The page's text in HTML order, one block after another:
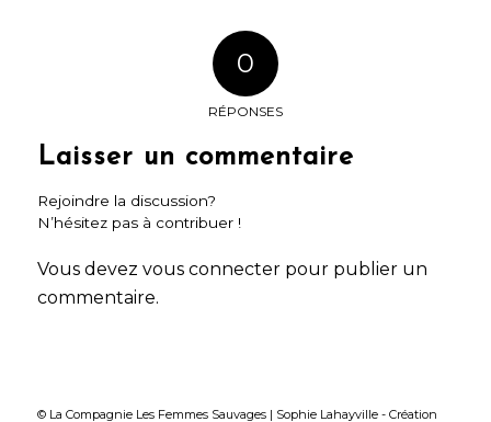
0
RÉPONSES
Laisser un commentaire
Rejoindre la discussion?
N’hésitez pas à contribuer !
Vous devez vous connecterpour publier un
commentaire.
© La Compagnie Les Femmes Sauvages | Sophie Lahayville - Création